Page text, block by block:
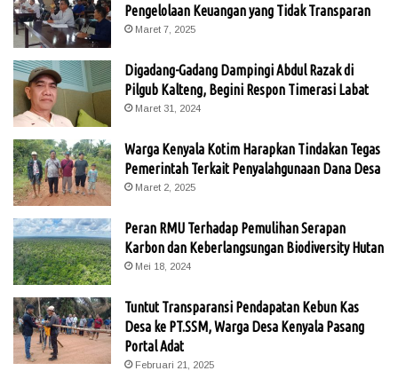
Pengelolaan Keuangan yang Tidak Transparan
Maret 7, 2025
Digadang-Gadang Dampingi Abdul Razak di
Pilgub Kalteng, Begini Respon Timerasi Labat
Maret 31, 2024
Warga Kenyala Kotim Harapkan Tindakan Tegas
Pemerintah Terkait Penyalahgunaan Dana Desa
Maret 2, 2025
Peran RMU Terhadap Pemulihan Serapan
Karbon dan Keberlangsungan Biodiversity Hutan
Mei 18, 2024
Tuntut Transparansi Pendapatan Kebun Kas
Desa ke PT.SSM, Warga Desa Kenyala Pasang
Portal Adat
Februari 21, 2025